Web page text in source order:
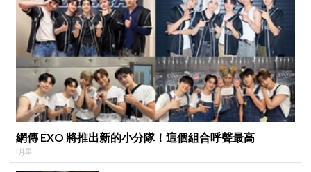
網傳 EXO 將推出新的小分隊！這個組合呼聲最高
明星